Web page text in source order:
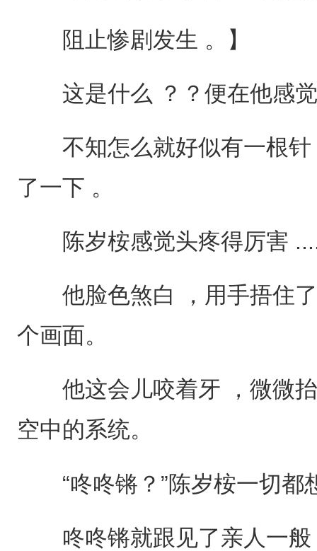
阻止惨剧发生 。】
这是什么 ？？便在他感觉
不知怎么就好似有一根针
了一下 。
陈岁桉感觉头疼得厉害
他脸色煞白 ，用手捂住了
个画面。
他这会儿咬着牙 ，微微抬
空中的系统。
“咚咚锵？”陈岁桉一切都
咚咚锵就跟见了亲人一般